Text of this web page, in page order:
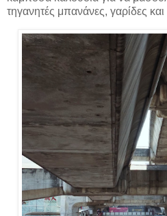
τηγανητές μπανάνες, γαρίδες